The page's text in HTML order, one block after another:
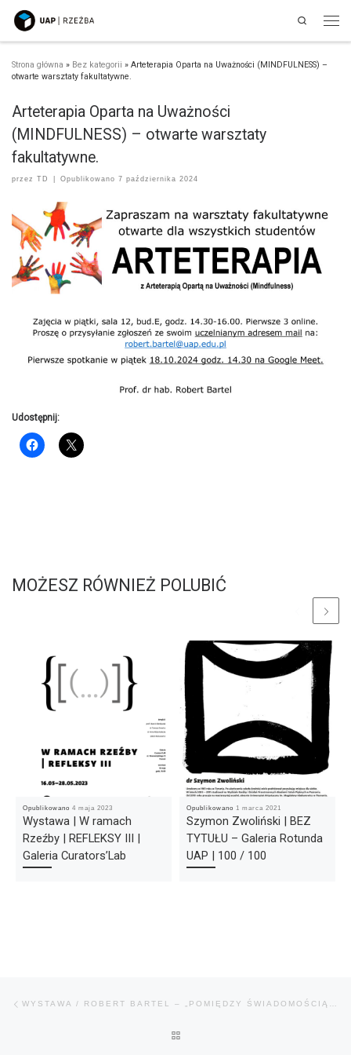
Przejdź do treści
Search
Strona główna » Bez kategorii » Arteterapia Oparta na Uważności (MINDFULNESS) –
otwarte warsztaty fakultatywne.
Arteterapia Oparta na Uważności
(MINDFULNESS) – otwarte warsztaty
fakultatywne.
przez TD Opublikowano 7 października 2024
Udostępnij:
MOŻESZ RÓWNIEŻ POLUBIĆ
Opublikowano 4 maja 2023
Wystawa | W ramach
Rzeźby | REFLEKSY III |
Galeria Curators’Lab
Opublikowano 1 marca 2021
Szymon Zwoliński | BEZ
TYTUŁU – Galeria Rotunda
UAP | 100 / 100